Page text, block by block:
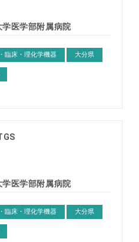
学医学部附属病院
臨床・理化学機器 大分県
学医学部附属病院
臨床・理化学機器 大分県